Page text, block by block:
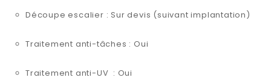
Découpe escalier : Sur devis (suivant implantation)
Traitement anti-tâches : Oui
Traitement anti-UV : Oui